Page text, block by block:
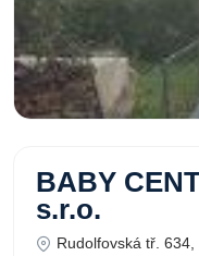
BABY
s.r.o.
Rudolfovská tř. 634,